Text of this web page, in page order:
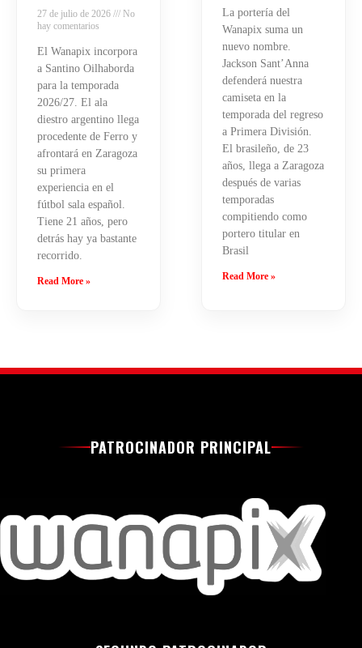
27 de julio de 2026
No
hay comentarios
El Wanapix incorpora
a Santino Oilhaborda
para la temporada
2026/27. El ala
diestro argentino llega
procedente de Ferro y
afrontará en Zaragoza
su primera
experiencia en el
fútbol sala español.
Tiene 21 años, pero
detrás hay ya bastante
recorrido.
Read More »
La portería del
Wanapix suma un
nuevo nombre.
Jackson Sant’Anna
defenderá nuestra
camiseta en la
temporada del regreso
a Primera División.
El brasileño, de 23
años, llega a Zaragoza
después de varias
temporadas
compitiendo como
portero titular en
Brasil
Read More »
PATROCINADOR PRINCIPAL